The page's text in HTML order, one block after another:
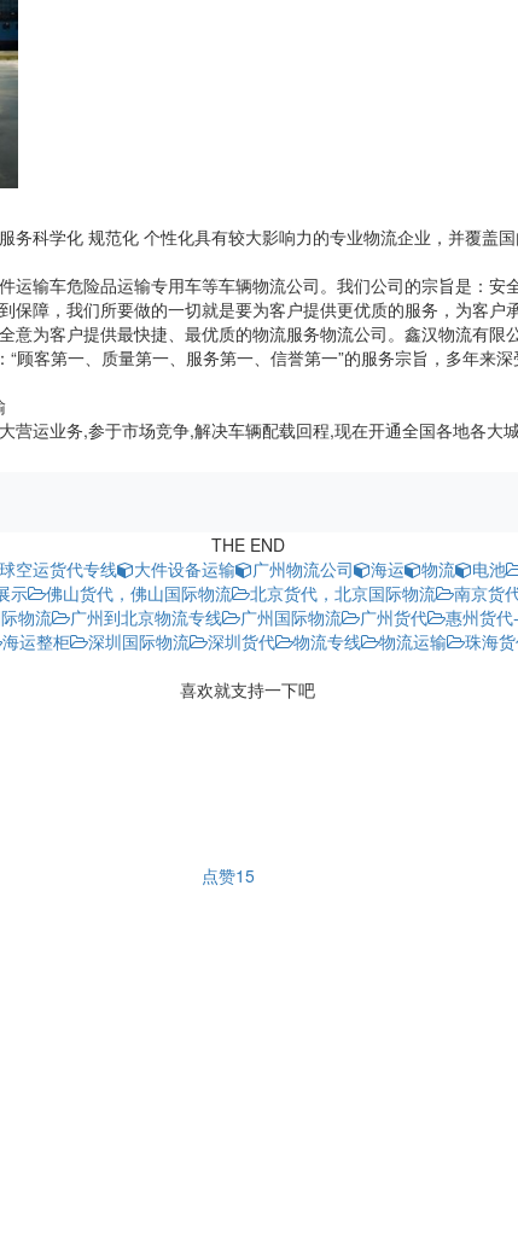
务科学化 规范化 个性化具有较大影响力的专业物流企业，并覆盖
运输车危险品运输专用车等车辆物流公司。我们公司的宗旨是：
保障，我们所要做的一切就是要为客户提供更优质的服务，为客
意为客户提供最快捷、最优质的物流服务物流公司。鑫汉物流有
顾客第一、质量第一、服务第一、信誉第一”的服务宗旨，多年来
营运业务,参于市场竞争,解决车辆配载回程,现在开通全国各地各大
THE END
空运货代专线 大件设备运输 广州物流公司 海运 物流
电池
示 佛山货代，佛山国际物流 北京货代，北京国际物流
南京货
物流 广州到北京物流专线 广州国际物流 广州货代
惠州货
海运整柜 深圳国际物流 深圳货代 物流专线 物流运输
珠海
喜欢就支持一下吧
点赞15